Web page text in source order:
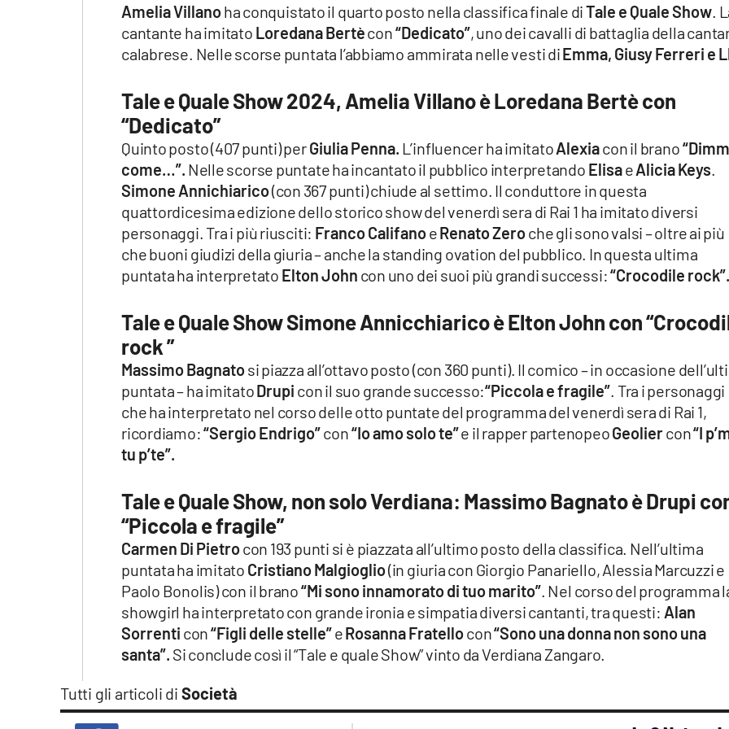
Tutti gli articoli di Società
Amelia Villanoha conquistato il quarto posto nella classifica finale diTale e Quale Show.
cantante ha imitato Loredana Bertècon“Dedicato”, uno dei cavalli di battaglia della
calabrese. Nelle scorse puntata l’abbiamo ammirata nelle vesti diEmma, Giusy Ferreri e
Tale e Quale Show 2024, Amelia Villano è Loredana Bertè con
“Dedicato”
Quinto posto (407 punti) perGiulia Penna. L’influencer ha imitatoAlexiacon il brano
come…”. Nelle scorse puntate ha incantato il pubblico interpretando ElisaeAlicia Keys.
Simone Annichiarico(con 367 punti) chiude al settimo. Il conduttore in questa
quattordicesima edizione dello storico show del venerdì sera di Rai 1 ha imitato diversi
personaggi. Tra i più riusciti: Franco CalifanoeRenato Zeroche gli sono valsi – oltre ai più
che buoni giudizi della giuria – anche la standing ovation del pubblico. In questa ultima
puntata ha interpretato Elton John con uno dei suoi più grandi successi:“Crocodile rock”.
Tale e Quale Show Simone Annicchiarico è Elton John con
rock ”
Massimo Bagnatosi piazza all’ottavo posto (con 360 punti). Il comico – in occasione
puntata – ha imitatoDrupi con il suo grande successo:“Piccola e fragile”. Tra i personaggi
che ha interpretato nel corso delle otto puntate del programma del venerdì sera di Rai 1,
ricordiamo:“Sergio Endrigo”con“Io amo solo te”e il rapper partenopeoGeoliercon“I
tu p’te”.
Tale e Quale Show, non solo Verdiana: Massimo Bagnato è Drupi
“Piccola e fragile”
Carmen Di Pietrocon 193 punti si è piazzata all’ultimo posto della classifica. Nell’ultima
puntata ha imitato Cristiano Malgioglio(in giuria con Giorgio Panariello, Alessia Marcuzzi e
Paolo Bonolis) con il brano“Mi sono innamorato di tuo marito”. Nel corso del programma
showgirl ha interpretato con grande ironia e simpatia diversi cantanti, tra questi: Alan
Sorrenti con“Figli delle stelle”eRosanna Fratellocon“Sono una donna non sono una
santa”. Si conclude così il “Tale e quale Show” vinto da Verdiana Zangaro.